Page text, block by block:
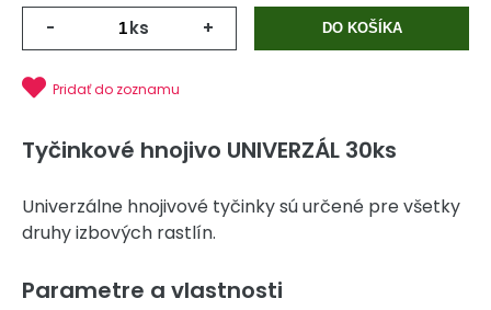
- ks + DO KOŠÍKA
Pridať do zoznamu
Tyčinkové hnojivo UNIVERZÁL 30ks
Univerzálne hnojivové tyčinky sú určené pre všetky
druhy izbových rastlín.
Parametre a vlastnosti